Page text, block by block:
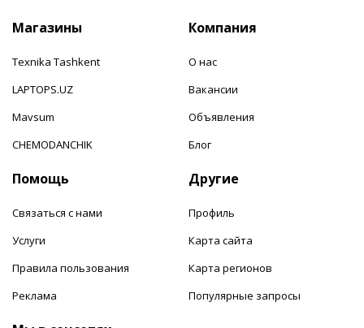
Магазины
Texnika Tashkent
LAPTOPS.UZ
Mavsum
CHEMODANCHIK
Компания
О нас
Вакансии
Объявления
Блог
Помощь
Связаться с нами
Услуги
Правила пользования
Реклама
Другие
Профиль
Карта сайта
Карта регионов
Популярные запросы